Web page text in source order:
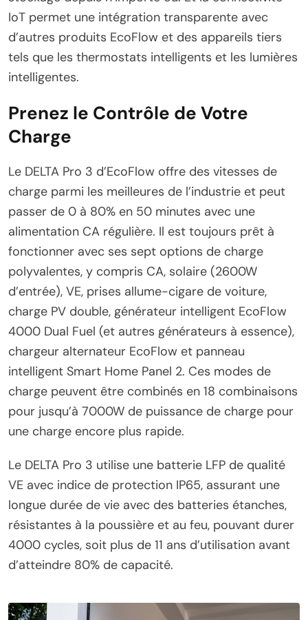
IoT permet une intégration transparente avec
d’autres produits EcoFlow et des appareils tiers
tels que les thermostats intelligents et les lumières
intelligentes.
Prenez le Contrôle de Votre
Charge
Le DELTA Pro 3 d’EcoFlow offre des vitesses de
charge parmi les meilleures de l’industrie et peut
passer de 0 à 80% en 50 minutes avec une
alimentation CA régulière. Il est toujours prêt à
fonctionner avec ses sept options de charge
polyvalentes, y compris CA, solaire (2600W
d’entrée), VE, prises allume-cigare de voiture,
charge PV double, générateur intelligent EcoFlow
4000 Dual Fuel (et autres générateurs à essence),
chargeur alternateur EcoFlow et panneau
intelligent Smart Home Panel 2. Ces modes de
charge peuvent être combinés en 18 combinaisons
pour jusqu’à 7000W de puissance de charge pour
une charge encore plus rapide.
Le DELTA Pro 3 utilise une batterie LFP de qualité
VE avec indice de protection IP65, assurant une
longue durée de vie avec des batteries étanches,
résistantes à la poussière et au feu, pouvant durer
4000 cycles, soit plus de 11 ans d’utilisation avant
d’atteindre 80% de capacité.